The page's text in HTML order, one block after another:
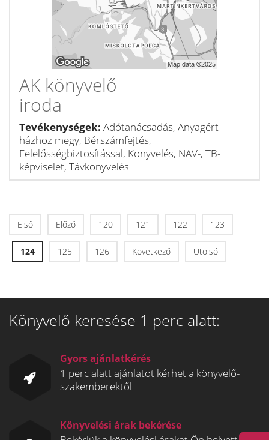
AK könyvelő
iroda
Tevékenységek: Adótanácsadás, Anyagért
házhoz megy, Bérszámfejtés,
Felelősségbiztosítással, Könyvelés, NAV-, TB-
képviselet, Távkönyvelés
Első Előző 120 121 122 123
124 125 126 Következő Utolsó
Könyvelő keresése 1 perc alatt:
Gyors ajánlatkérés
1 perc alatt ajánlatot kérhet a könyvelő-
szakemberektől
Könyvelési árak bekérése